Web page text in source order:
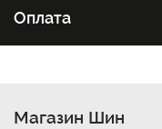
Оплата
Магазин Шин